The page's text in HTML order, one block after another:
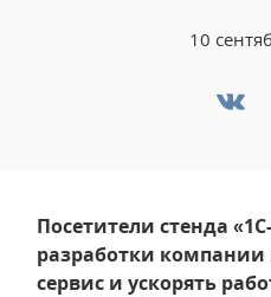
10
Посетители стенда
разработки
сервис и ускорять